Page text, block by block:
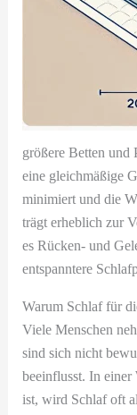
größere Betten und
eine gleichmäßige
minimiert und die
trägt erheblich zur
es Rücken- und
entspanntere
Warum Schlaf für
Viele Menschen
sind sich nicht
beeinflusst. In
ist, wird Schlaf oft